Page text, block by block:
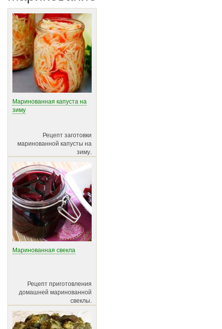
Маринованная капуста на
зиму
Рецепт заготовки
маринованной капусты на
зиму.
Маринованная свекла
Рецепт приготовления
домашней маринованной
свеклы.